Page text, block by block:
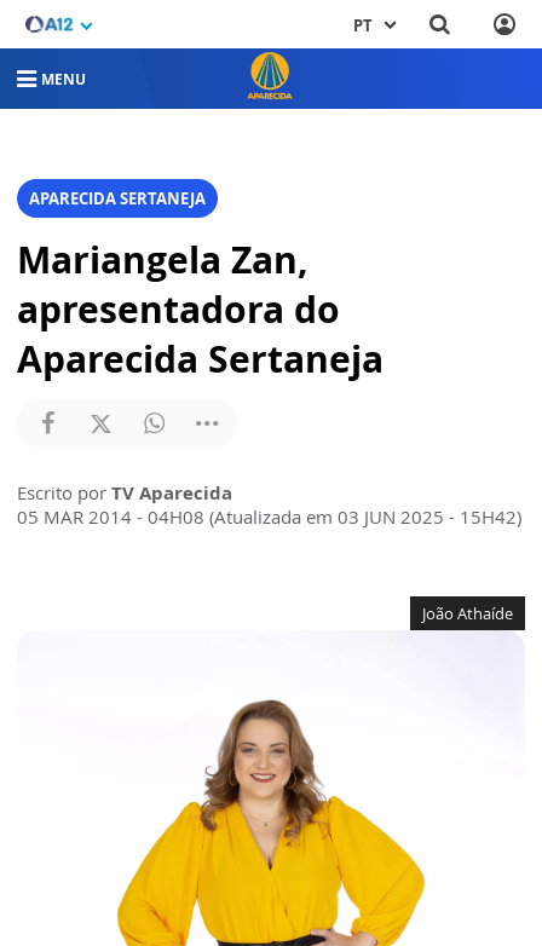
PT
MENU
APARECIDA SERTANEJA
Mariangela Zan,
apresentadora do
Aparecida Sertaneja
Escrito por TV Aparecida
05 MAR 2014 - 04H08 (Atualizada em 03 JUN 2025 - 15H42)
João Athaíde